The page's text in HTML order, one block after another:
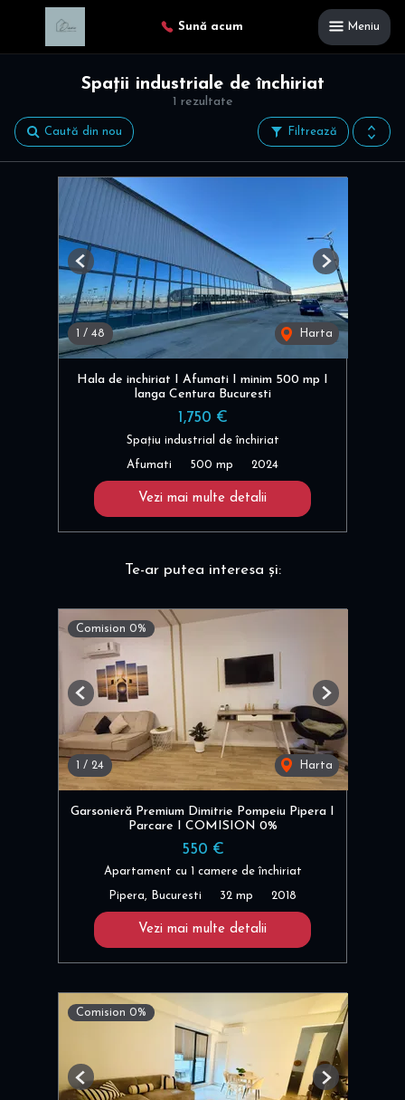
Sună acum Meniu
1 rezultate
Spații industriale de închiriat
Filtrează
Caută din nou
1 / 48 Harta
Previous Next
Hala de inchiriat I Afumati I minim 500 mp I
langa Centura Bucuresti
1,750 €
Spațiu industrial de închiriat
Afumati 500 mp 2024
Vezi mai multe detalii
Te-ar putea interesa și:
Comision 0%
1 / 24 Harta
Previous Next
Garsonieră Premium Dimitrie Pompeiu Pipera I
Parcare I COMISION 0%
550 €
Apartament cu 1 camere de închiriat
Pipera, Bucuresti 32 mp 2018
Vezi mai multe detalii
Comision 0%
Previous Next